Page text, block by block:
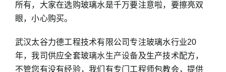
所有，大家在选购玻璃水是千万要注意啦，要擦亮双
眼，小心购买。
武汉太谷力德工程技术有限公司专注玻璃水行业20
年，我司供应全套玻璃水生产设备及生产技术配方，
不管您有没有经验，我们有专门工程师包教会，提供